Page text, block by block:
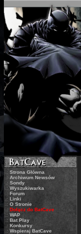
.: Strona Główna
.: Archiwum Newsów
.: Sondy
.:Wyszukiwarka
.: Forum
.: Linki
.: O Stronie
.: Dołącz do BatCave
.: WAP
.: Bat Play
.: Konkursy
.: Wspieraj BatCave